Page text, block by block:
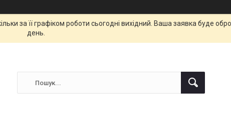
за її графіком роботи сьогодні вихідний. Ваша заявка буде
день.